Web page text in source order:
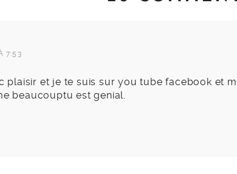
7:53
plaisir et je te suis sur you tube facebook et
beaucouptu est genial.